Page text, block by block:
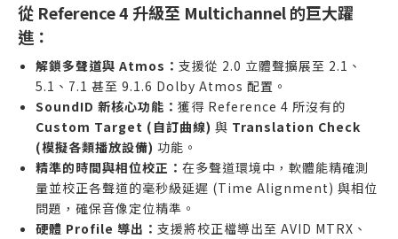
從 Reference 4 升級至 Multichannel 的巨大躍
進：
解鎖多聲道與 Atmos： 支援從 2.0 立體聲擴展至 2.1、
5.1、7.1 甚至 9.1.6 Dolby Atmos 配置。
SoundID 新核心功能： 獲得 Reference 4 所沒有的
Custom Target (自訂曲線) 與 Translation Check
(模擬各類播放設備) 功能。
精準的時間與相位校正： 在多聲道環境中，軟體能精確測
量並校正各聲道的毫秒級延遲 (Time Alignment) 與相位
問題，確保音像定位精準。
硬體 Profile 導出： 支援將校正檔導出至 AVID MTRX、